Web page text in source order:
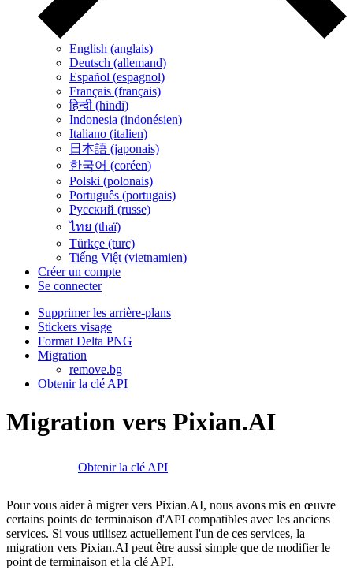
English (anglais)
Deutsch (allemand)
Español (espagnol)
Français (français)
हिन्दी (hindi)
Indonesia (indonésien)
Italiano (italien)
日本語 (japonais)
한국어 (coréen)
Polski (polonais)
Português (portugais)
Русский (russe)
ไทย (thaï)
Türkçe (turc)
Tiếng Việt (vietnamien)
Créer un compte
Se connecter
Supprimer les arrière-plans
Stickers visage
Format Delta PNG
Migration
remove.bg
Obtenir la clé API
Migration vers Pixian.AI
Obtenir la clé API
Pour vous aider à migrer vers Pixian.AI, nous avons mis en œuvre
certains points de terminaison d'API compatibles avec les anciens
services. Si vous utilisez actuellement l'un de ces services, la
migration vers Pixian.AI peut être aussi simple que de modifier le
point de terminaison et la clé API.